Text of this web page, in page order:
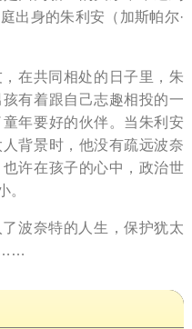
出身的朱利安（加斯帕尔·
在共同相处的日子里，朱
有着跟自己志趣相投的一
年要好的伙伴。当朱利安
背景时，他没有疏远波奈
许在孩子的心中，政治世
。
波奈特的人生，保护犹太
……